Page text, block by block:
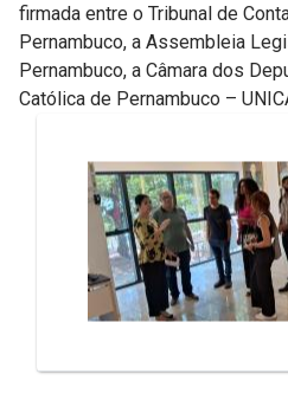
firmada entre o Tribunal de
Pernambuco, a Assembleia
Pernambuco, a Câmara dos
Católica de Pernambuco –